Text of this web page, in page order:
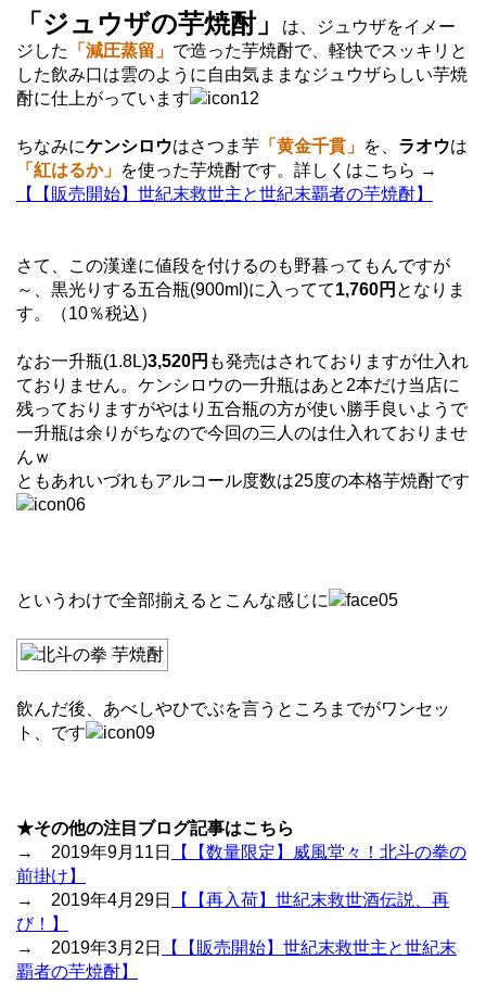
「ジュウザの芋焼酎」
は、ジュウザをイメー
ジした
「減圧蒸留」 で造った芋焼酎で、軽快でスッキリと
した飲み口は雲のように自由気ままなジュウザらしい芋焼
酎に仕上がっています
ちなみにケンシロウはさつま芋 「黄金千貫」 を、 ラオウは
「紅はるか」 を使った芋焼酎です。詳しくはこちら →
【【販売開始】世紀末救世主と世紀末覇者の芋焼酎】
さて、この漢達に値段を付けるのも野暮ってもんですが
～、黒光りする五合瓶(900ml)に入ってて1,760円 となりま
す。（10％税込）
なお一升瓶(1.8L)3,520円 も発売はされておりますが仕入れ
ておりません。ケンシロウの一升瓶はあと2本だけ当店に
残っておりますがやはり五合瓶の方が使い勝手良いようで
一升瓶は余りがちなので今回の三人のは仕入れておりませ
んｗ
ともあれいづれもアルコール度数は25度の本格芋焼酎です
というわけで全部揃えるとこんな感じに
飲んだ後、あべしやひでぶを言うところまでがワンセッ
ト、です
★その他の注目ブログ記事はこちら
→ 2019年9月11日
【【数量限定】威風堂々！北斗の拳の
前掛け】
→ 2019年4月29日
【【再入荷】世紀末救世酒伝説、再
び！】
→ 2019年3月2日
【【販売開始】世紀末救世主と世紀末
覇者の芋焼酎】